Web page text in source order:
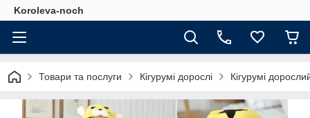
Koroleva-noch
Товари та послуги Кігурумі дорослі Кігурумі